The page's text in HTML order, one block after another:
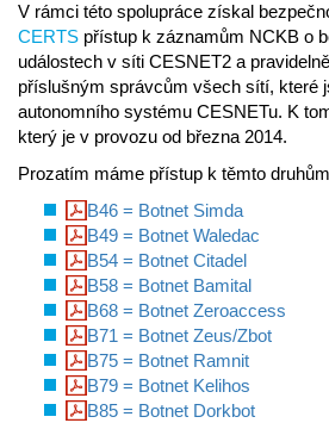
V rámci této spolupráce získal
CERTS přístup k záznamům NCKB o
událostech v síti CESNET2 a
příslušným správcům všech sítí, které
autonomního systému CESNETu. K
který je v provozu od března 2014.
Prozatím máme přístup k těmto
B46 = Botnet Simda
B49 = Botnet Waledac
B54 = Botnet Citadel
B58 = Botnet Bamital
B68 = Botnet Zeroaccess
B71 = Botnet Zeus/Zbot
B75 = Botnet Ramnit
B79 = Botnet Kelihos
B85 = Botnet Dorkbot